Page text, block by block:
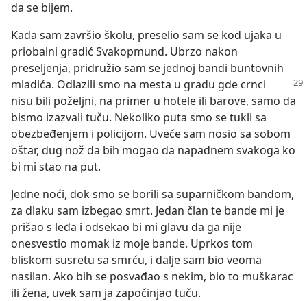
da se bijem.
Kada sam završio školu, preselio sam se kod ujaka u
priobalni gradić Svakopmund. Ubrzo nakon
preseljenja, pridružio sam se jednoj bandi buntovnih
mladića. Odlazili smo na mesta u gradu gde crnci
nisu bili poželjni, na primer u hotele ili barove, samo da
bismo izazvali tuču. Nekoliko puta smo se tukli sa
obezbeđenjem i policijom. Uveče sam nosio sa sobom
oštar, dug nož da bih mogao da napadnem svakoga ko
bi mi stao na put.
Jedne noći, dok smo se borili sa suparničkom bandom,
za dlaku sam izbegao smrt. Jedan član te bande mi je
prišao s leđa i odsekao bi mi glavu da ga nije
onesvestio momak iz moje bande. Uprkos tom
bliskom susretu sa smrću, i dalje sam bio veoma
nasilan. Ako bih se posvađao s nekim, bio to muškarac
ili žena, uvek sam ja započinjao tuču.